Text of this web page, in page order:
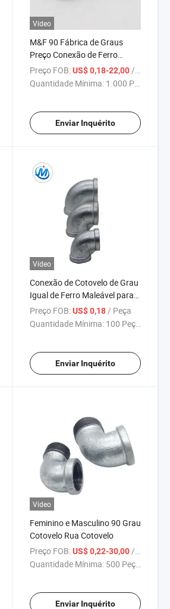
Vídeo
M&F 90 Fábrica de Graus
Preço Conexão de Ferro
Maleável Galvanizado a
Quente
Preço FOB: US$ 0,18-22,00 / Peça
Quantidade Mínima: 1.000 Peças
Enviar Inquérito
Vídeo
Conexão de Cotovelo de Grau
Igual de Ferro Maleável para
Tubos de Óleo 90
Preço FOB: US$ 0,18 / Peça
Quantidade Mínima: 100 Peças
Enviar Inquérito
Vídeo
Feminino e Masculino 90 Grau
Cotovelo Rua Cotovelo
Preço FOB: US$ 0,22-30,00/ Peça
Quantidade Mínima: 500 Peças
Enviar Inquérito